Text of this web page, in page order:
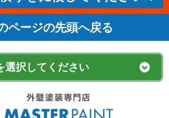
ページの先頭へ戻る